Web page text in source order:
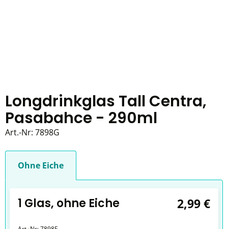
Longdrinkglas Tall Centra,
Pasabahce - 290ml
Art.-Nr: 7898G
Ohne Eiche
1 Glas, ohne Eiche 2,99 €